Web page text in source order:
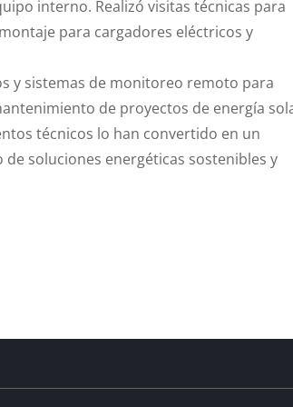
interno. Realizó visitas técnicas para
para cargadores eléctricos y
y sistemas de monitoreo remoto para
de proyectos de energía
técnicos lo han convertido en un
soluciones energéticas sostenibles y